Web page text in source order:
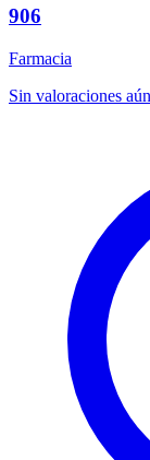
906
Farmacia
Sin valoraciones aún